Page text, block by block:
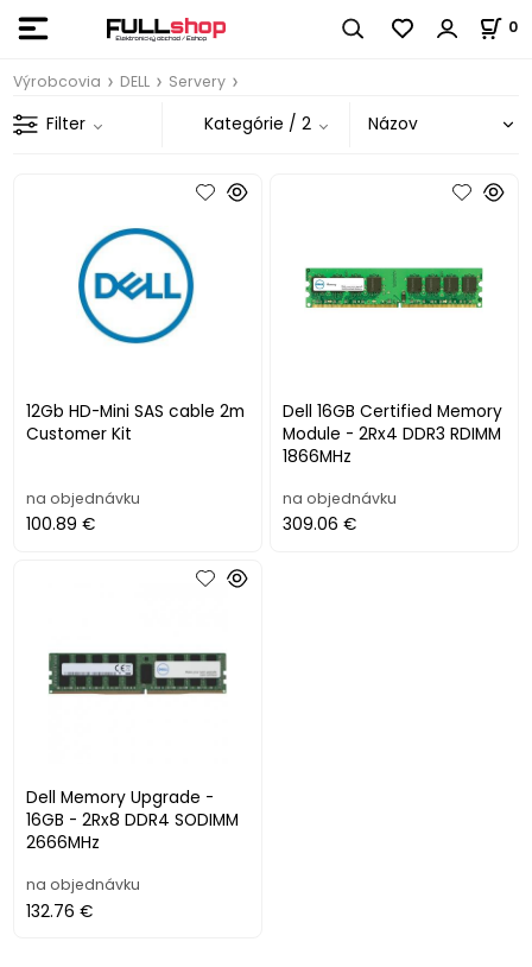
0
Výrobcovia DELL Servery
Filter Kategórie / 2
12Gb HD-Mini SAS cable 2m
Customer Kit
na objednávku
100.89 €
Dell 16GB Certified Memory
Module - 2Rx4 DDR3 RDIMM
1866MHz
na objednávku
309.06 €
Dell Memory Upgrade -
16GB - 2Rx8 DDR4 SODIMM
2666MHz
na objednávku
132.76 €